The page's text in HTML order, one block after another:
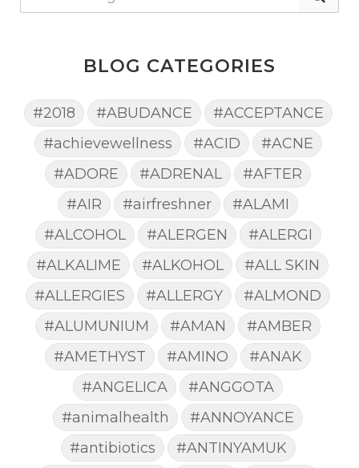
BLOG CATEGORIES
#2018 #ABUDANCE
#ACCEPTANCE
#achievewellness
#ACID
#ACNE
#ADORE
#ADRENAL
#AFTER
#AIR
#airfreshner
#ALAMI
#ALCOHOL
#ALERGEN
#ALERGI
#ALKALIME
#ALKOHOL
#ALL SKIN
#ALLERGIES
#ALLERGY
#ALMOND
#ALUMUNIUM
#AMAN
#AMBER
#AMETHYST
#AMINO
#ANAK
#ANGELICA
#ANGGOTA
#animalhealth
#ANNOYANCE
#antibiotics
#ANTINYAMUK